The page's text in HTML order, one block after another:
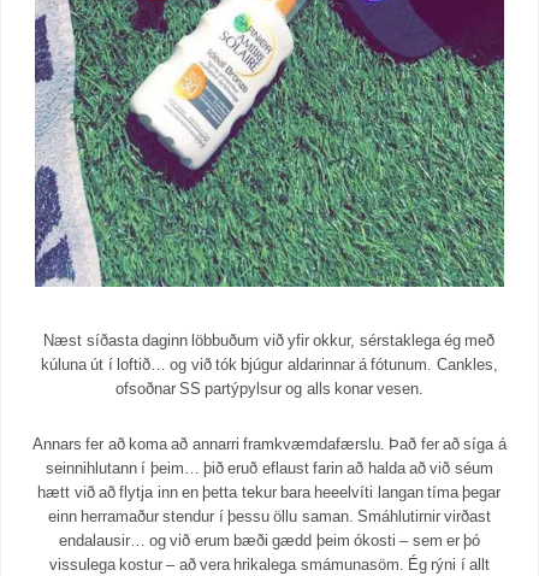
Næst síðasta daginn löbbuðum við yfir okkur, sérstaklega ég með
kúluna út í loftið… og við tók bjúgur aldarinnar á fótunum. Cankles,
ofsoðnar SS partýpylsur og alls konar vesen.
Annars fer að koma að annarri framkvæmdafærslu. Það fer að síga á
seinnihlutann í þeim… þið eruð eflaust farin að halda að við séum
hætt við að flytja inn en þetta tekur bara heeelvíti langan tíma þegar
einn herramaður stendur í þessu öllu saman. Smáhlutirnir virðast
endalausir… og við erum bæði gædd þeim ókosti – sem er þó
vissulega kostur – að vera hrikalega smámunasöm. Ég rýni í allt